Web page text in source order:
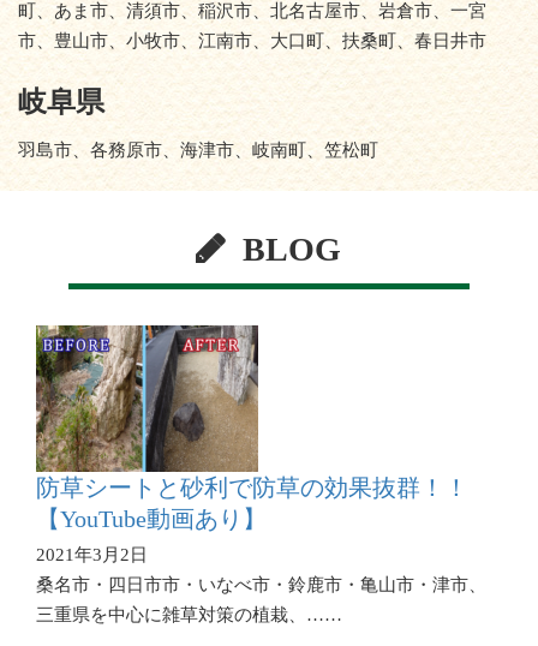
町、あま市、清須市、稲沢市、北名古屋市、岩倉市、一宮
市、豊山市、小牧市、江南市、大口町、扶桑町、春日井市
岐阜県
羽島市、各務原市、海津市、岐南町、笠松町
BLOG
防草シートと砂利で防草の効果抜群！！
【YouTube動画あり】
2021年3月2日
桑名市・四日市市・いなべ市・鈴鹿市・亀山市・津市、
三重県を中心に雑草対策の植栽、……